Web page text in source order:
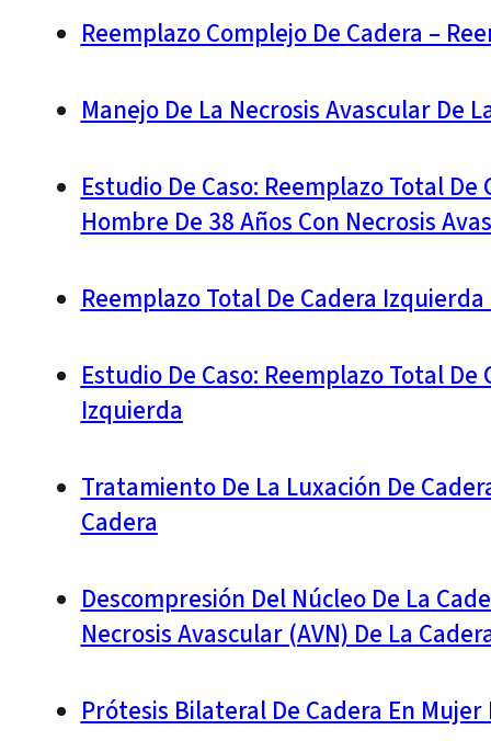
Reemplazo Complejo De Cadera –
Manejo De La Necrosis Avascular De
Estudio De Caso: Reemplazo Total
Hombre De 38 Años Con Necrosis
Reemplazo Total De Cadera
Estudio De Caso: Reemplazo Total
Izquierda
Tratamiento De La Luxación De
Cadera
Descompresión Del Núcleo De La
Necrosis Avascular (AVN) De La
Prótesis Bilateral De Cadera En Mujer